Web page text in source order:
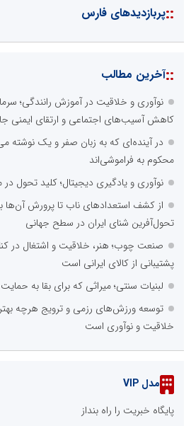
::پربازدیدهای فارس
::آخرین مطالب
نوآوری و خلاقیت در آموزش رانندگی؛
کاهش آسیب‌های اجتماعی و ارتقای ایمنی
در آینده‌ای که به زبان صفر و یک نوشته
محکوم به فراموشی‌اند
نوآوری و یادگیری دیجیتال؛ کلید تحول
از کشف استعدادهای ناب تا پرورش آن‌ها با
تحول‌آفرین شنای ایران در سطح جهانی
صنعت چوب؛ هنر، خلاقیت و اشتغال در
پشتیبانی از کالای ایرانی است
لبنیات سنتی؛ میراثی که برای بقا به حمایت
توسعه ورزش‌های رزمی و ترویج هرچه
خلاقیت و نوآوری است
مدل VIP
پایگاه خبریت را راه بنداز